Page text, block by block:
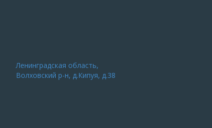
Ленинградская область,
Волховский р-н, д.Кипуя, д.38